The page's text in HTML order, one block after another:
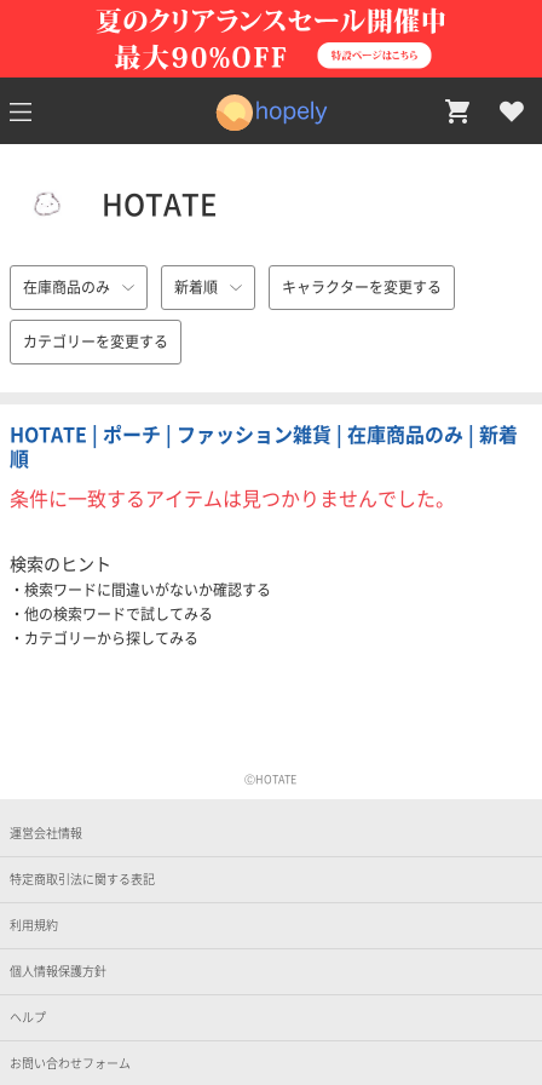
HOTATE
在庫商品のみ 新着順 キャラクターを変更する
カテゴリーを変更する
HOTATE | ポーチ | ファッション雑貨 | 在庫商品のみ | 新着
順
条件に一致するアイテムは見つかりませんでした。
検索のヒント
検索ワードに間違いがないか確認する
他の検索ワードで試してみる
カテゴリーから探してみる
ⒸHOTATE
運営会社情報
特定商取引法に関する表記
利用規約
個人情報保護方針
ヘルプ
お問い合わせフォーム